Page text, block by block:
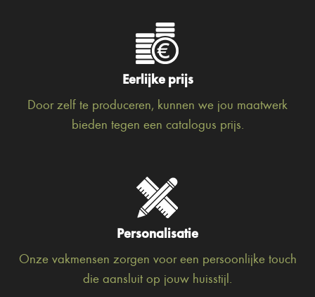
Eerlijke prijs
Door zelf te produceren, kunnen we jou maatwerk
bieden tegen een catalogus prijs.
Personalisatie
Onze vakmensen zorgen voor een persoonlijke touch
die aansluit op jouw huisstijl.